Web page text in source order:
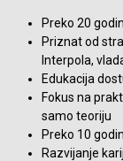
Preko 20
Priznat od
Interpola,
Edukacija
Fokus na
samo teoriju
Preko 10
Razvijanje